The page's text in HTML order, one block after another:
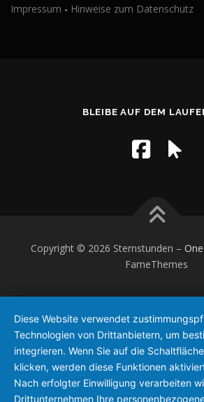
Impressum - Hinweise zum Datenschutz
BLEIBE AUF DEM
Copyright © 2026 Sternstunden –
FameThemes
Diese Website verwendet
Technologien von Drittanbietern, um
integrieren. Wenn Sie auf die
klicken, werden diese Funktionen
Nach erfolgter Einwilligung verarbeiten
Drittunternehmen Ihre